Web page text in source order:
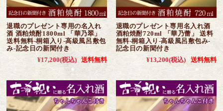
退職のプレゼント専用の名入れ
酒 酒粕焼酎1800ml 「華乃翠」
送料無料-桐箱入り-高級風呂敷包
み-記念日の新聞付き
¥17,200(税込) 送料無料
退職のプレゼント専用名入れ酒
酒粕焼酎720ml 「華乃蕾」 送料
無料-桐箱入り-高級風呂敷包み-
記念日の新聞付き
¥13,200(税込) 送料無料